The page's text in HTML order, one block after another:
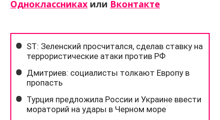
Одноклассниках или Вконтакте